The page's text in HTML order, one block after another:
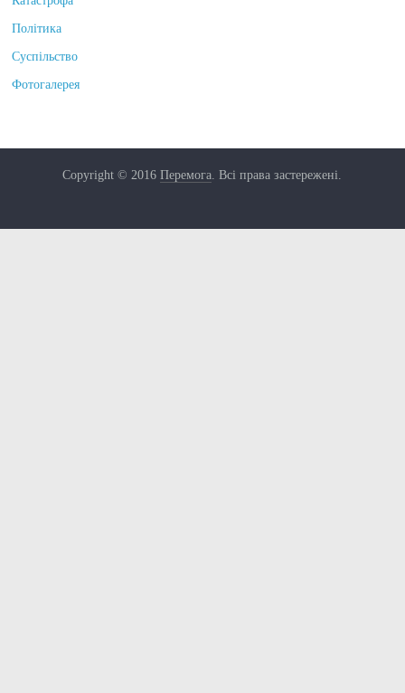
Політика
Суспільство
Фотогалерея
Copyright © 2016Перемога . Всі права застережені.